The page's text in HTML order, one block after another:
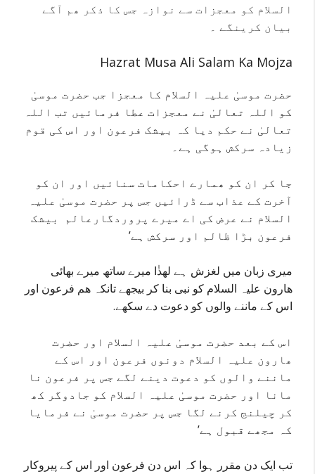
السلام کو معجزات سے نوازہ جس کا ذکر ھم آگے
بیان کرینگے ۔
Hazrat Musa Ali Salam Ka Mojza
حضرت موسیٰ علیہ السلام کا معجزا جب حضرت موسیٰ
کو اللہ تعالیٰ نے معجزات عطا فرمائیں تب اللہ
تعالیٰ نے حکم دیا کہ بیشک فرعون اور اس کی قوم
زیادہ سرکش ہوگی ہے۔
جا کر ان کو ھمارے احکامات سنائیں اور ان کو
آخرت کے عذاب سے ڈرائیں جس پر حضرت موسیٰ علیہ
السلام نے عرض کی اے میرے پروردگارعالم بیشک
فرعون بڑا ظالم اور سرکش ہے’
میری زبان میں لغزش ہے لھذٰا میرے ساتھ میرے بھائی
ھارون علیہ السلام کو نبی بنا کر بیجھے تانکہ ھم فرعون اور
اس کے ماننے والوں کو دعوت دے سکھے.
اس کے بعد حضرت موسیٰ علیہ السلام اور حضرت
ھارون علیہ السلام دونوں فرعون اور اس کے
ماننے والوں کو دعوت دینے لگے جس پر فرعون نا
مانا اور حضرت موسیٰ علیہ السلام کو جادوگر کھ
کر چیلنج کرنے لگا جس پر حضرت موسیٰ نے فرمایا
کہ مجھے قبول ہے’
تب ایک دن مقرر ہوا کہ اس دن فرعون اور اس کے پیروکار